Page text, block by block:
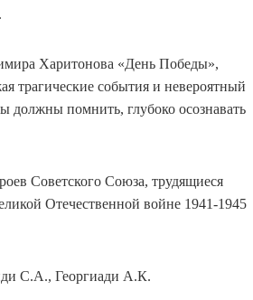
Харитонова «День Победы»,
трагические события и невероятный
должны помнить, глубоко осознавать
Советского Союза, трудящиеся
Отечественной войне 1941-1945
С.А., Георгиади А.К.